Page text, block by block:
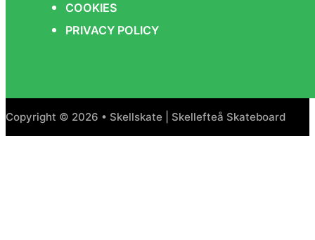
COOKIES
PRIVACY POLICY
Copyright © 2026 • Skellskate | Skellefteå Skateboard